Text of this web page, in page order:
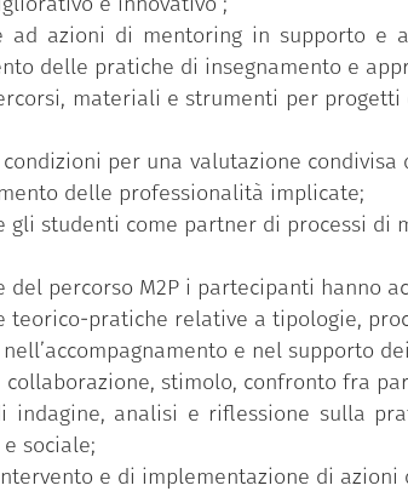
ad azioni di mentoring in supporto e
delle pratiche di insegnamento e
materiali e strumenti per
per una valutazione
delle professionalità implicate;
gli studenti come partner di processi di
del percorso M2P i partecipanti hanno
teorico-pratiche relative a tipologie,
nell’accompagnamento e nel supporto
collaborazione, stimolo, confronto fra
indagine, analisi e riflessione sulla
sociale;
e di implementazione di